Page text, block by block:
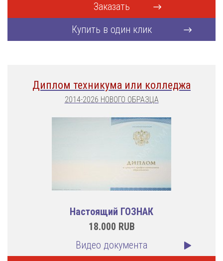
Заказать
Купить в один клик
Диплом техникума или колледжа
2014-2026 НОВОГО ОБРАЗЦА
Настоящий ГОЗНАК
18.000 RUB
Видео документа